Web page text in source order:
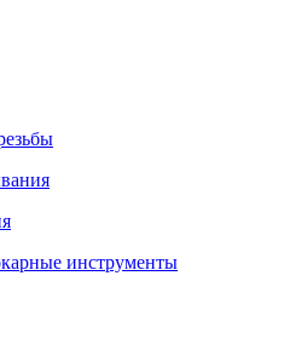
инструменты